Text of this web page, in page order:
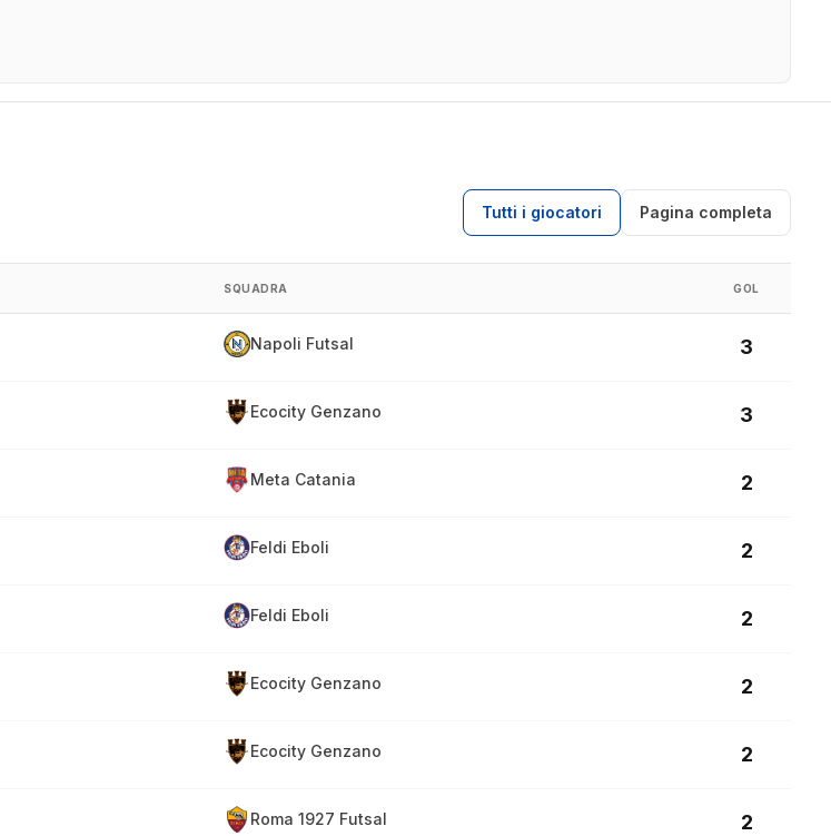
Tutti i giocatori Pagina completa
SQUADRA GOL
Napoli Futsal 3
Ecocity Genzano 3
Meta Catania 2
Feldi Eboli 2
Feldi Eboli 2
Ecocity Genzano 2
Ecocity Genzano 2
Roma 1927 Futsal 2